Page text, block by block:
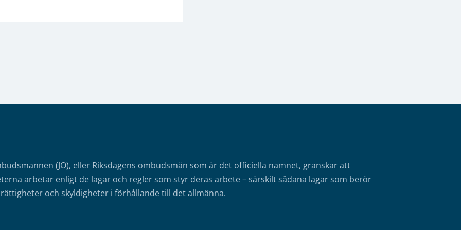
(JO), eller Riksdagens ombudsmän som är det officiella namnet, granskar att
arbetar enligt de lagar och regler som styr deras arbete – särskilt sådana lagar som berör
och skyldigheter i förhållande till det allmänna.